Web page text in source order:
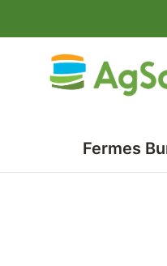
Fermes